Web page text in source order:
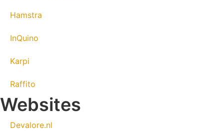
Hamstra
InQuino
Karpi
Raffito
Websites
Devalore.nl